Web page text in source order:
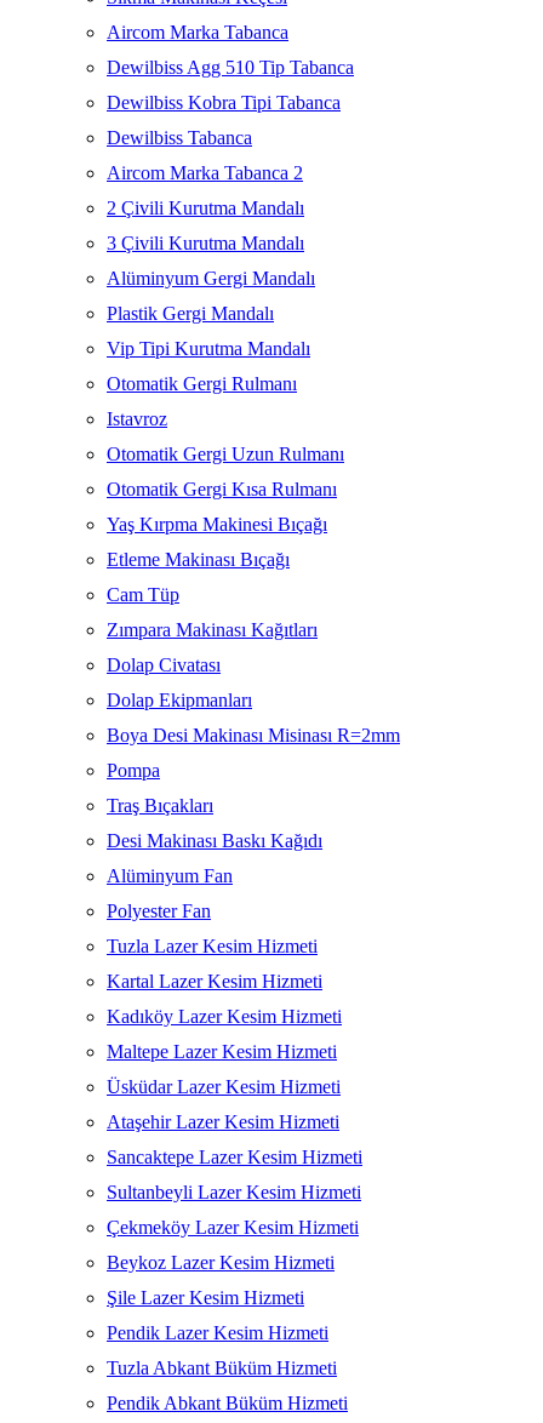
Aircom Marka Tabanca
Dewilbiss Agg 510 Tip Tabanca
Dewilbiss Kobra Tipi Tabanca
Dewilbiss Tabanca
Aircom Marka Tabanca 2
2 Çivili Kurutma Mandalı
3 Çivili Kurutma Mandalı
Alüminyum Gergi Mandalı
Plastik Gergi Mandalı
Vip Tipi Kurutma Mandalı
Otomatik Gergi Rulmanı
Istavroz
Otomatik Gergi Uzun Rulmanı
Otomatik Gergi Kısa Rulmanı
Yaş Kırpma Makinesi Bıçağı
Etleme Makinası Bıçağı
Cam Tüp
Zımpara Makinası Kağıtları
Dolap Civatası
Dolap Ekipmanları
Boya Desi Makinası Misinası R=2mm
Pompa
Traş Bıçakları
Desi Makinası Baskı Kağıdı
Alüminyum Fan
Polyester Fan
Tuzla Lazer Kesim Hizmeti
Kartal Lazer Kesim Hizmeti
Kadıköy Lazer Kesim Hizmeti
Maltepe Lazer Kesim Hizmeti
Üsküdar Lazer Kesim Hizmeti
Ataşehir Lazer Kesim Hizmeti
Sancaktepe Lazer Kesim Hizmeti
Sultanbeyli Lazer Kesim Hizmeti
Çekmeköy Lazer Kesim Hizmeti
Beykoz Lazer Kesim Hizmeti
Şile Lazer Kesim Hizmeti
Pendik Lazer Kesim Hizmeti
Tuzla Abkant Büküm Hizmeti
Pendik Abkant Büküm Hizmeti